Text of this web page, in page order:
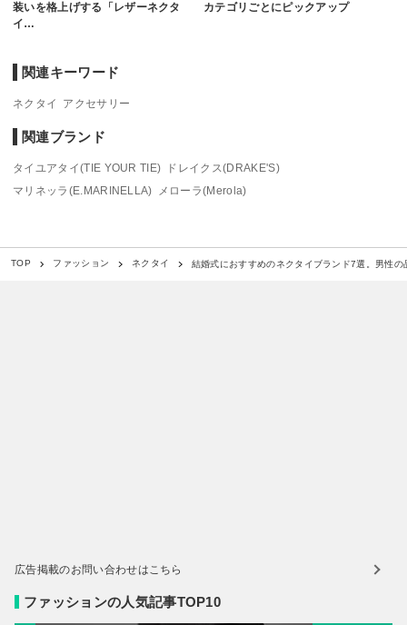
装いを格上げする「レザーネクタ
イ…
カテゴリごとにピックアップ
関連キーワード
ネクタイ アクセサリー
関連ブランド
タイユアタイ(TIE YOUR TIE)
ドレイクス(DRAKE'S)
マリネッラ(E.MARINELLA)
メローラ(Merola)
TOP ファッション ネクタイ 結婚式におすすめのネクタイブランド7選。男性
広告掲載のお問い合わせはこちら
ファッションの人気記事TOP10